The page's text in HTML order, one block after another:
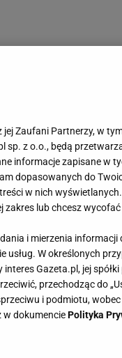
jej Zaufani Partnerzy, w
sp. z o.o., będą
informacje zapisane w
dopasowanych do
w nich
lub chcesz
i mierzenia
usług. W określonych
Gazeta.pl, jej
przechodząc do
i podmiotu,
w dokumenciePolityka